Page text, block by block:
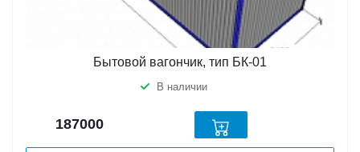
Бытовой вагончик, тип БК-01
В наличии
187000